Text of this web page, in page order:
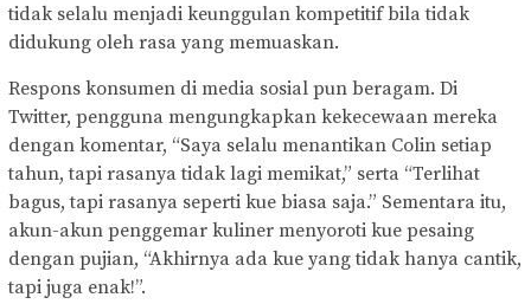
tidak selalu menjadi keunggulan kompetitif bila tidak
didukung oleh rasa yang memuaskan.
Respons konsumen di media sosial pun beragam. Di
Twitter, pengguna mengungkapkan kekecewaan mereka
dengan komentar, “Saya selalu menantikan Colin setiap
tahun, tapi rasanya tidak lagi memikat,” serta “Terlihat
bagus, tapi rasanya seperti kue biasa saja.” Sementara itu,
akun-akun penggemar kuliner menyoroti kue pesaing
dengan pujian, “Akhirnya ada kue yang tidak hanya cantik,
tapi juga enak!”.